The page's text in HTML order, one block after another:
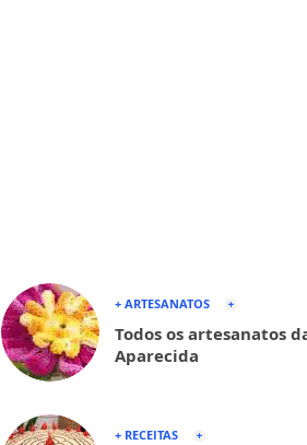
+ ARTESANATOS
Todos os artesanatos
Aparecida
+ RECEITAS